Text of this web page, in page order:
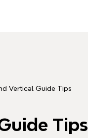
Vertical Guide Tips
Tips